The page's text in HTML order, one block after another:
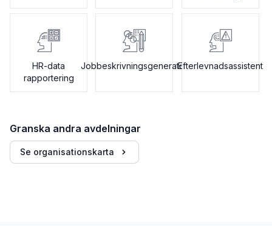
HR-data
rapportering
JobbeskrivningsgeneratorEfterlevnadsassistent
Granska andra avdelningar
Se organisationskarta